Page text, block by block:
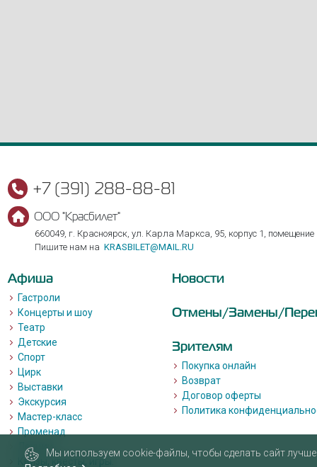
+7 (391) 288-88-81
ООО "Красбилет"
660049, г. Красноярск, ул. Карла Маркса, 95, корпус 1, помещение
Пишите нам на KRASBILET@MAIL.RU
Афиша
Гастроли
Концерты и шоу
Театр
Детские
Спорт
Цирк
Выставки
Экскурсия
Мастер-класс
Променад
Лекции
Квизы, квесты, игры.
Новости
Отмены/Замены/
Зрителям
Покупка онлайн
Возврат
Договор оферты
Политика
Мы используем cookie-файлы, чтобы сделать сайт лучше